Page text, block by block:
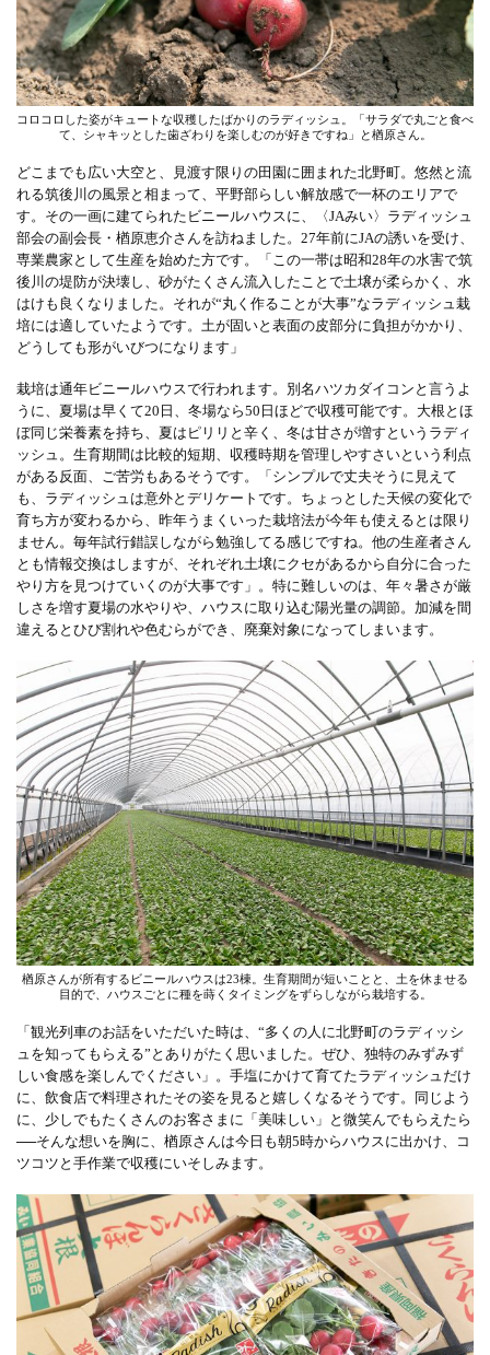
コロコロした姿がキュートな収穫したばかりのラディッシュ。「サラダで丸ごと食べ
て、シャキッとした歯ざわりを楽しむのが好きですね」と楢原さん。
どこまでも広い大空と、見渡す限りの田園に囲まれた北野町。悠然と流
れる筑後川の風景と相まって、平野部らしい解放感で一杯のエリアで
す。その一画に建てられたビニールハウスに、〈JAみい〉ラディッシュ
部会の副会長・楢原恵介さんを訪ねました。27年前にJAの誘いを受け、
専業農家として生産を始めた方です。「この一帯は昭和28年の水害で筑
後川の堤防が決壊し、砂がたくさん流入したことで土壌が柔らかく、水
はけも良くなりました。それが“丸く作ることが大事”なラディッシュ栽
培には適していたようです。土が固いと表面の皮部分に負担がかかり、
どうしても形がいびつになります」
栽培は通年ビニールハウスで行われます。別名ハツカダイコンと言うよ
うに、夏場は早くて20日、冬場なら50日ほどで収穫可能です。大根とほ
ぼ同じ栄養素を持ち、夏はピリリと辛く、冬は甘さが増すというラディ
ッシュ。生育期間は比較的短期、収穫時期を管理しやすさいという利点
がある反面、ご苦労もあるそうです。「シンプルで丈夫そうに見えて
も、ラディッシュは意外とデリケートです。ちょっとした天候の変化で
育ち方が変わるから、昨年うまくいった栽培法が今年も使えるとは限り
ません。毎年試行錯誤しながら勉強してる感じですね。他の生産者さん
とも情報交換はしますが、それぞれ土壌にクセがあるから自分に合った
やり方を見つけていくのが大事です」。特に難しいのは、年々暑さが厳
しさを増す夏場の水やりや、ハウスに取り込む陽光量の調節。加減を間
違えるとひび割れや色むらができ、廃棄対象になってしまいます。
楢原さんが所有するビニールハウスは23棟。生育期間が短いことと、土を休ませる
目的で、ハウスごとに種を蒔くタイミングをずらしながら栽培する。
「観光列車のお話をいただいた時は、“多くの人に北野町のラディッシ
ュを知ってもらえる”とありがたく思いました。ぜひ、独特のみずみず
しい食感を楽しんでください」。手塩にかけて育てたラディッシュだけ
に、飲食店で料理されたその姿を見ると嬉しくなるそうです。同じよう
に、少しでもたくさんのお客さまに「美味しい」と微笑んでもらえたら
──そんな想いを胸に、楢原さんは今日も朝5時からハウスに出かけ、コ
ツコツと手作業で収穫にいそしみます。